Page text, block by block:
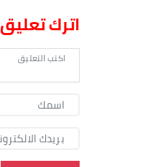
اترك تعليق